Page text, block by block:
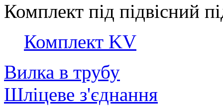
Комплект під підвісний
Комплект KV
Вилка в трубу
Шліцеве з'єднання